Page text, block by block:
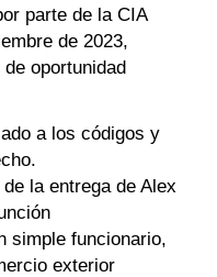
parte de la CIA
de 2023,
oportunidad
a los códigos y
la entrega de Alex
simple funcionario,
exterior